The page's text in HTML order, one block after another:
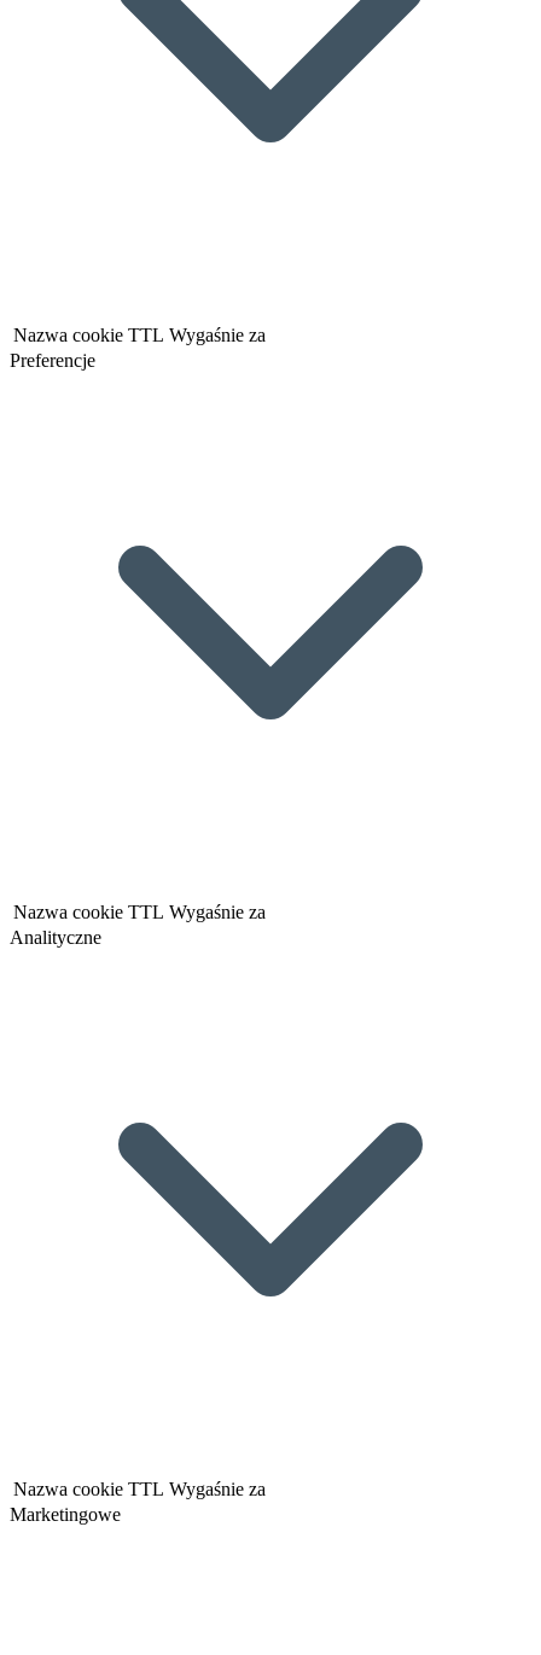
Nazwa cookie TTL Wygaśnie za
Preferencje
Nazwa cookie TTL Wygaśnie za
Analityczne
Nazwa cookie TTL Wygaśnie za
Marketingowe